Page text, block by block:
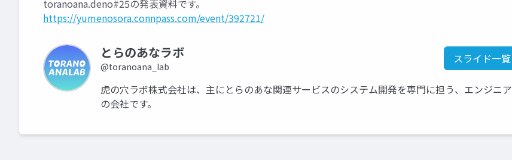
toranoana.deno#25の発表資料です。
https://yumenosora.connpass.com/event/392721/
とらのあなラボ
@toranoana_lab
スライド一覧
虎の穴ラボ株式会社は、主にとらのあな関連サービスのシステム開発を専門に担う、エンジニア
の会社です。